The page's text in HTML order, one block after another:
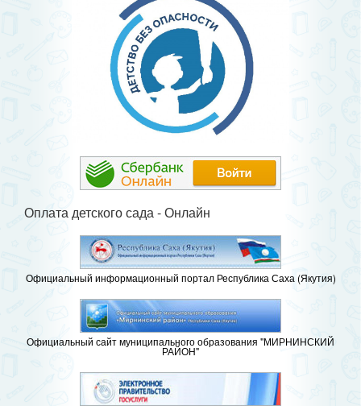
Оплата детского сада - Онлайн
Официальный информационный портал Республика Саха (Якутия)
Официальный сайт муниципального образования "МИРНИНСКИЙ
РАЙОН"